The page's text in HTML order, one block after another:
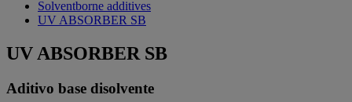
Solventborne additives
UV ABSORBER SB
UV ABSORBER SB
Aditivo base disolvente